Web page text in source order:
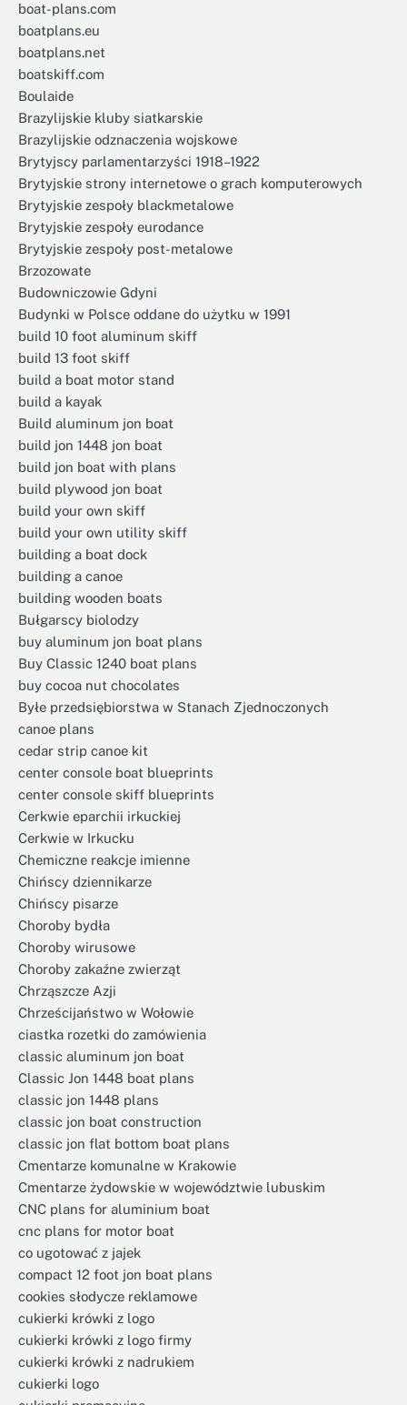
boat-plans.com
boatplans.eu
boatplans.net
boatskiff.com
Boulaide
Brazylijskie kluby siatkarskie
Brazylijskie odznaczenia wojskowe
Brytyjscy parlamentarzyści 1918–1922
Brytyjskie strony internetowe o grach komputerowych
Brytyjskie zespoły blackmetalowe
Brytyjskie zespoły eurodance
Brytyjskie zespoły post-metalowe
Brzozowate
Budowniczowie Gdyni
Budynki w Polsce oddane do użytku w 1991
build 10 foot aluminum skiff
build 13 foot skiff
build a boat motor stand
build a kayak
Build aluminum jon boat
build jon 1448 jon boat
build jon boat with plans
build plywood jon boat
build your own skiff
build your own utility skiff
building a boat dock
building a canoe
building wooden boats
Bułgarscy biolodzy
buy aluminum jon boat plans
Buy Classic 1240 boat plans
buy cocoa nut chocolates
Byłe przedsiębiorstwa w Stanach Zjednoczonych
canoe plans
cedar strip canoe kit
center console boat blueprints
center console skiff blueprints
Cerkwie eparchii irkuckiej
Cerkwie w Irkucku
Chemiczne reakcje imienne
Chińscy dziennikarze
Chińscy pisarze
Choroby bydła
Choroby wirusowe
Choroby zakaźne zwierząt
Chrząszcze Azji
Chrześcijaństwo w Wołowie
ciastka rozetki do zamówienia
classic aluminum jon boat
Classic Jon 1448 boat plans
classic jon 1448 plans
classic jon boat construction
classic jon flat bottom boat plans
Cmentarze komunalne w Krakowie
Cmentarze żydowskie w województwie lubuskim
CNC plans for aluminium boat
cnc plans for motor boat
co ugotować z jajek
compact 12 foot jon boat plans
cookies słodycze reklamowe
cukierki krówki z logo
cukierki krówki z logo firmy
cukierki krówki z nadrukiem
cukierki logo